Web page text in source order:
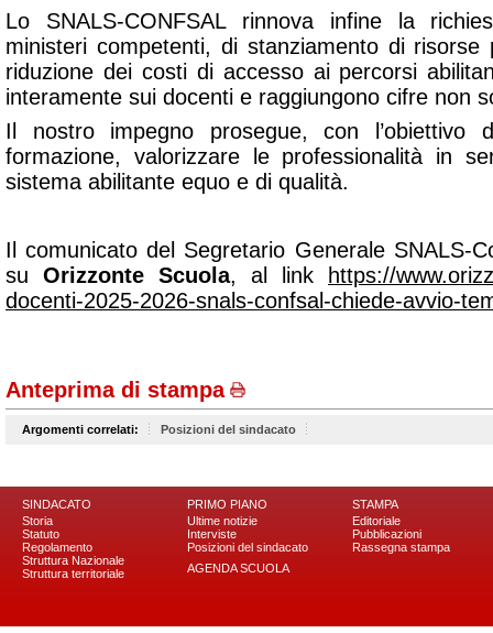
Lo SNALS-CONFSAL rinnova infine la
ministeri competenti, di stanziamento di risorse
riduzione dei costi di accesso ai percorsi
interamente sui docenti e raggiungono cifre non
Il nostro impegno prosegue, con
formazione, valorizzare le professionalità in
sistema abilitante equo e di qualità.
Il comunicato del Segretario Generale SNALS-
su Orizzonte Scuola, al link
https://
docenti-2025-2026-snals-confsal-chiede-avvio-
Anteprima di stampa
Argomenti correlati: Posizioni del sindacato
SINDACATO
Storia
Statuto
Regolamento
Struttura Nazionale
Struttura territoriale
PRIMO PIANO
Ultime notizie
Interviste
Posizioni del sindacato
AGENDA SCUOLA
STAMPA
Editoriale
Pubblicazioni
Rassegna stampa